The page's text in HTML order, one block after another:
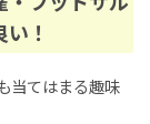
！
当てはまる趣味